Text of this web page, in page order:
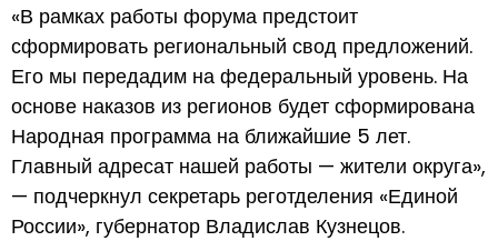
«В рамках работы форума предстоит
сформировать региональный свод предложений.
Его мы передадим на федеральный уровень. На
основе наказов из регионов будет сформирована
Народная программа на ближайшие 5 лет.
Главный адресат нашей работы — жители округа»,
— подчеркнул секретарь реготделения «Единой
России», губернатор Владислав Кузнецов.